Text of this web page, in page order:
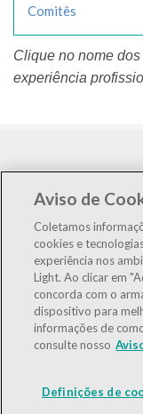
Comitês
Clique no nome
experiência
Aviso de
Coletamos
cookies e
experiência nos
Light. Ao clicar em
concorda com o
dispositivo para
informações de
consulte nosso
Definições de